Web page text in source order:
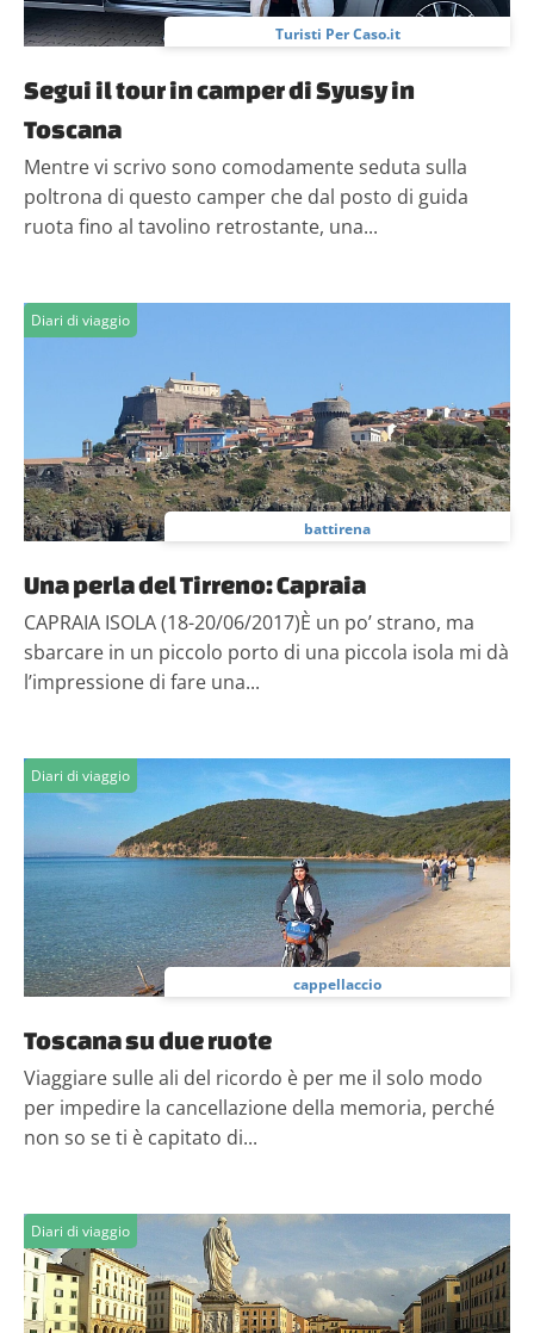
Turisti Per Caso.it
Segui il tour in camper di Syusy in
Toscana
Mentre vi scrivo sono comodamente seduta sulla
poltrona di questo camper che dal posto di guida
ruota fino al tavolino retrostante, una...
Diari di viaggio
battirena
Una perla del Tirreno: Capraia
CAPRAIA ISOLA (18-20/06/2017)È un po’ strano, ma
sbarcare in un piccolo porto di una piccola isola mi dà
l’impressione di fare una...
Diari di viaggio
cappellaccio
Toscana su due ruote
Viaggiare sulle ali del ricordo è per me il solo modo
per impedire la cancellazione della memoria, perché
non so se ti è capitato di...
Diari di viaggio